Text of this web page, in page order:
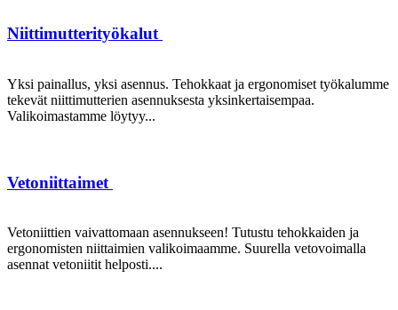
Niittimutterityökalut
Yksi painallus, yksi asennus. Tehokkaat ja ergonomiset työkalumme
tekevät niittimutterien asennuksesta yksinkertaisempaa.
Valikoimastamme löytyy...
Vetoniittaimet
Vetoniittien vaivattomaan asennukseen! Tutustu tehokkaiden ja
ergonomisten niittaimien valikoimaamme. Suurella vetovoimalla
asennat vetoniitit helposti....